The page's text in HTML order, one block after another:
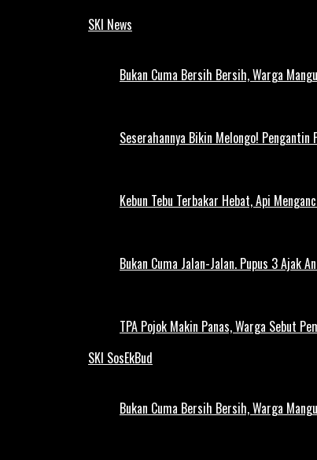
SKI News
Bukan Cuma Bersih Bersih, Warga
Seserahannya Bikin Melongo!
Kebun Tebu Terbakar Hebat, Api
Bukan Cuma Jalan-Jalan. Pupus 3 Ajak
TPA Pojok Makin Panas, Warga Sebut
SKI SosEkBud
Bukan Cuma Bersih Bersih, Warga